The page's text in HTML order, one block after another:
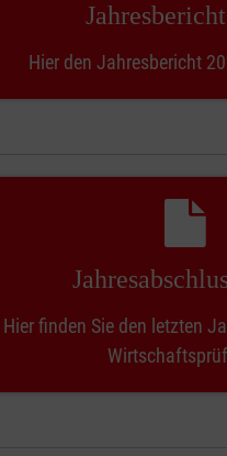
Hier den Jahresbericht
Hier finden Sie den letzten